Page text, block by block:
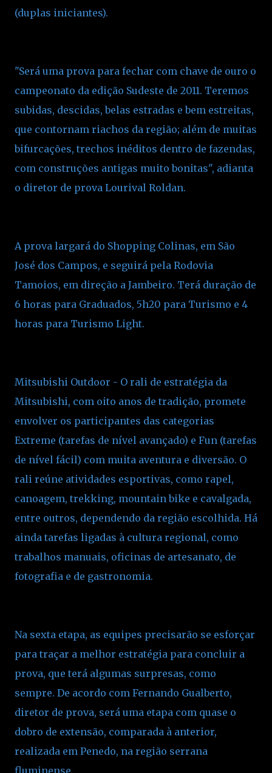
(duplas iniciantes).
"Será uma prova para fechar com chave de ouro o
campeonato da edição Sudeste de 2011. Teremos
subidas, descidas, belas estradas e bem estreitas,
que contornam riachos da região; além de muitas
bifurcações, trechos inéditos dentro de fazendas,
com construções antigas muito bonitas", adianta
o diretor de prova Lourival Roldan.
A prova largará do Shopping Colinas, em São
José dos Campos, e seguirá pela Rodovia
Tamoios, em direção a Jambeiro. Terá duração de
6 horas para Graduados, 5h20 para Turismo e 4
horas para Turismo Light.
Mitsubishi Outdoor - O rali de estratégia da
Mitsubishi, com oito anos de tradição, promete
envolver os participantes das categorias
Extreme (tarefas de nível avançado) e Fun (tarefas
de nível fácil) com muita aventura e diversão. O
rali reúne atividades esportivas, como rapel,
canoagem, trekking, mountain bike e cavalgada,
entre outros, dependendo da região escolhida. Há
ainda tarefas ligadas à cultura regional, como
trabalhos manuais, oficinas de artesanato, de
fotografia e de gastronomia.
Na sexta etapa, as equipes precisarão se esforçar
para traçar a melhor estratégia para concluir a
prova, que terá algumas surpresas, como
sempre. De acordo com Fernando Gualberto,
diretor de prova, será uma etapa com quase o
dobro de extensão, comparada à anterior,
realizada em Penedo, na região serrana
fluminense.